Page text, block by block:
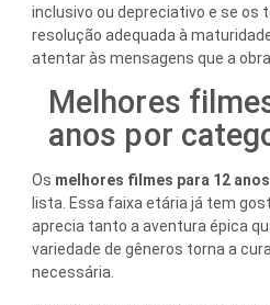
inclusivo ou depreciativo e se os
resolução adequada à
atentar às mensagens que a
Melhores
anos por
Os melhores filmes para 12 anos
lista. Essa faixa etária já tem
aprecia tanto a aventura épica
variedade de gêneros torna a
necessária.